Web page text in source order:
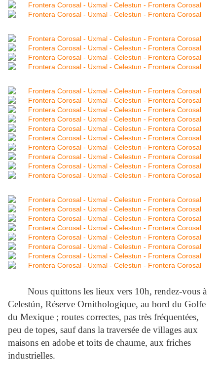
Nous quittons les lieux vers 10h, rendez-vous à
Celestún, Réserve Ornithologique, au bord du Golfe
du Mexique ; routes correctes, pas très fréquentées,
peu de topes, sauf dans la traversée de villages aux
maisons en adobe et toits de chaume, aux friches
industrielles.